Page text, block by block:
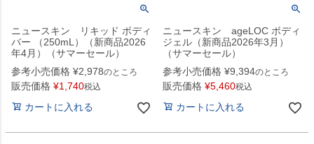
ニュースキン リキッド ボディ
バー （250mL）（新商品2026
年4月）（サマーセール）
参考小売価格 ¥2,978のところ
販売価格 ¥1,740税込
カートに入れる
ニュースキン ageLOC ボディ
ジェル（新商品2026年3月）
（サマーセール）
参考小売価格 ¥9,394のところ
販売価格 ¥5,460税込
カートに入れる